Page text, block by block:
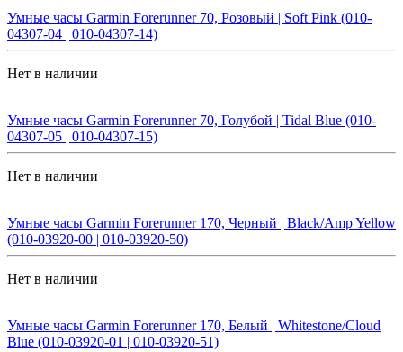
Умные часы Garmin Forerunner 70, Розовый | Soft Pink (010-
04307-04 | 010-04307-14)
Нет в наличии
Умные часы Garmin Forerunner 70, Голубой | Tidal Blue (010-
04307-05 | 010-04307-15)
Нет в наличии
Умные часы Garmin Forerunner 170, Черный | Black/Amp Yellow
(010-03920-00 | 010-03920-50)
Нет в наличии
Умные часы Garmin Forerunner 170, Белый | Whitestone/Cloud
Blue (010-03920-01 | 010-03920-51)